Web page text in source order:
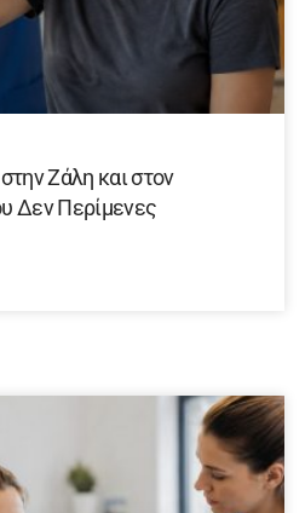
Ζάλη και στον
Δεν Περίμενες